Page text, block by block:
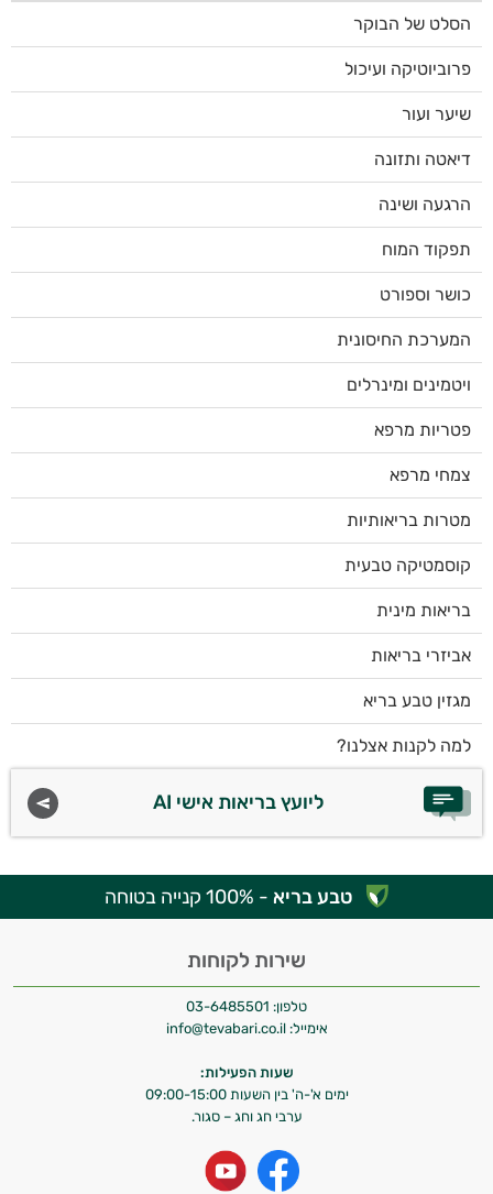
הסלט של הבוקר
פרוביוטיקה ועיכול
שיער ועור
דיאטה ותזונה
הרגעה ושינה
תפקוד המוח
כושר וספורט
המערכת החיסונית
ויטמינים ומינרלים
פטריות מרפא
צמחי מרפא
מטרות בריאותיות
קוסמטיקה טבעית
בריאות מינית
אביזרי בריאות
מגזין טבע בריא
למה לקנות אצלנו?
ליועץ בריאות אישי AI
טבע בריא - 100% קנייה בטוחה
שירות לקוחות
טלפון: 03-6485501
אימייל: info@tevabari.co.il
שעות הפעילות:
ימים א'-ה' בין השעות 09:00-15:00
ערבי חג וחג – סגור.